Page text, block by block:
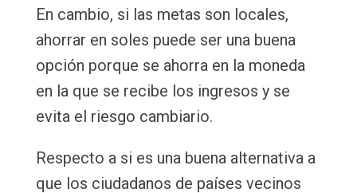
En cambio, si las metas son locales,
ahorrar en soles puede ser una buena
opción porque se ahorra en la moneda
en la que se recibe los ingresos y se
evita el riesgo cambiario.
Respecto a si es una buena alternativa a
que los ciudadanos de países vecinos